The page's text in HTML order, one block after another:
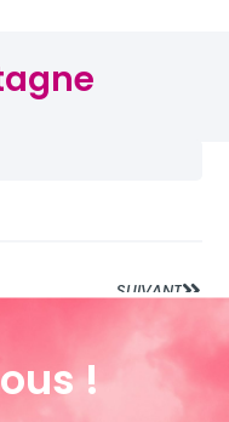
SUIVANT
!